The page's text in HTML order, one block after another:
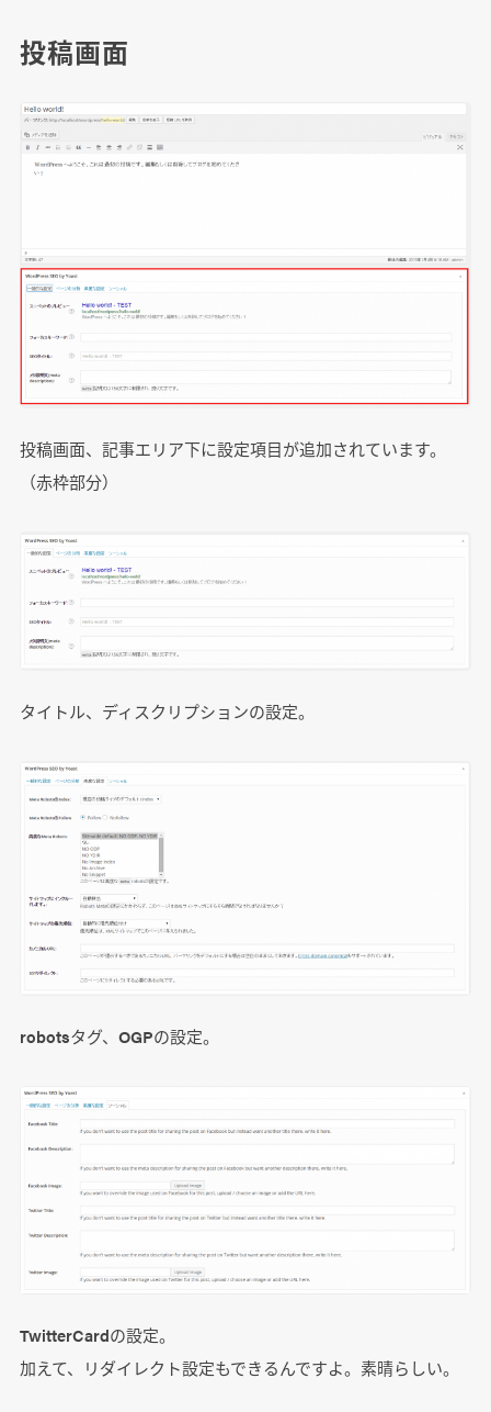
投稿画面
投稿画面、記事エリア下に設定項目が追加されています。
（赤枠部分）
タイトル、ディスクリプションの設定。
robotsタグ、OGPの設定。
TwitterCardの設定。
加えて、リダイレクト設定もできるんですよ。素晴らしい。